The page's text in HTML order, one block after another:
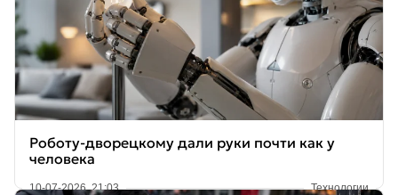
Роботу-дворецкому дали руки почти как у
человека
10-07-2026, 21:03 Технологии